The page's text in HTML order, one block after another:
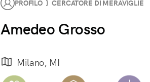
PROFILO } CERCATORE DI MERAVIGLIE
Amedeo Grosso
Milano, MI